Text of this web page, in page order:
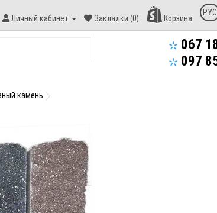
Личный кабинет Закладки (0) Корзина
РУС
067
097
камень